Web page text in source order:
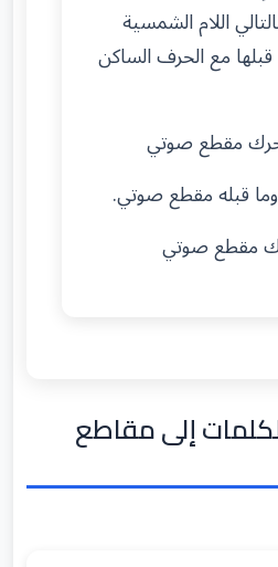
اللام الشمسية
مع الحرف الساكن
مقطع صوتي
قبله مقطع صوتي.
مقطع صوتي
إلى مقاطع